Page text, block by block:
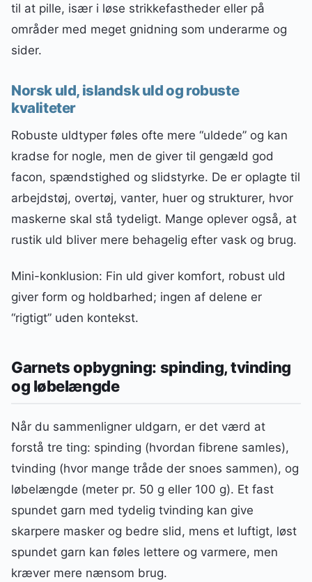
til at pille, især i løse strikkefastheder eller på
områder med meget gnidning som underarme og
sider.
Norsk uld, islandsk uld og robuste
kvaliteter
Robuste uldtyper føles ofte mere “uldede” og kan
kradse for nogle, men de giver til gengæld god
facon, spændstighed og slidstyrke. De er oplagte til
arbejdstøj, overtøj, vanter, huer og strukturer, hvor
maskerne skal stå tydeligt. Mange oplever også, at
rustik uld bliver mere behagelig efter vask og brug.
Mini-konklusion: Fin uld giver komfort, robust uld
giver form og holdbarhed; ingen af delene er
“rigtigt” uden kontekst.
Garnets opbygning: spinding, tvinding
og løbelængde
Når du sammenligner uldgarn, er det værd at
forstå tre ting: spinding (hvordan fibrene samles),
tvinding (hvor mange tråde der snoes sammen), og
løbelængde (meter pr. 50 g eller 100 g). Et fast
spundet garn med tydelig tvinding kan give
skarpere masker og bedre slid, mens et luftigt, løst
spundet garn kan føles lettere og varmere, men
kræver mere nænsom brug.